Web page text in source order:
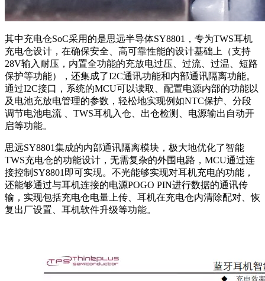
其中充电仓SoC采用的是思远半导体SY8801，专为TWS耳机
充电仓设计，在确保安全、高可靠性能的设计基础上（支持
28V输入耐压，内置全功能的充放电过压、过流、过温、短路
保护等功能），还集成了I2C通讯功能和内部通讯隔离功能。
通过I2C接口，系统的MCU可以读取、配置电源内部的功能以
及电池充放电管理的参数，轻松地实现例如NTC保护、分段
调节电池电流 、TWS耳机入仓、出仓检测、电源输出自动开
启等功能。
思远SY8801集成的内部通讯隔离模块，极大地优化了智能
TWS充电仓的功能设计，无需复杂的外围电路，MCU通过连
接控制SY8801即可实现。不光能够实现对耳机充电的功能，
还能够通过与耳机连接的电源POGO PIN进行数据的通讯传
输，实现包括充电仓电量上传、耳机在充电仓内清除配对、恢
复出厂设置、耳机软件升级等功能。